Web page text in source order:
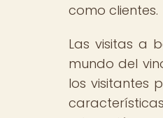
como clientes.
Las visitas a
mundo del
los visitantes